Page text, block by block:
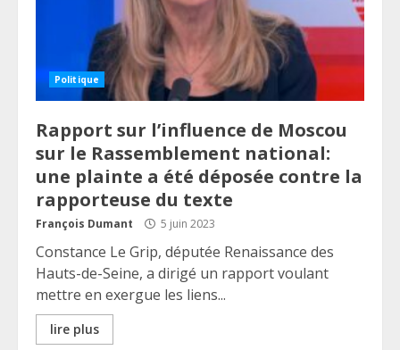
Politique
Rapport sur l’influence de Moscou
sur le Rassemblement national:
une plainte a été déposée contre la
rapporteuse du texte
François Dumant 5 juin 2023
Constance Le Grip, députée Renaissance des
Hauts-de-Seine, a dirigé un rapport voulant
mettre en exergue les liens...
lire plus